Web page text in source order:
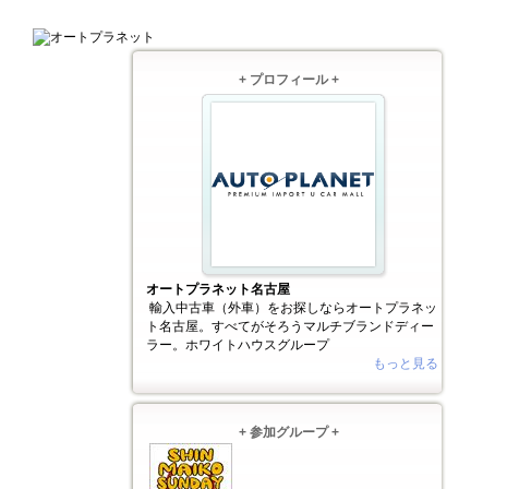
+ プロフィール +
オートプラネット名古屋
輸入中古車（外車）をお探しならオートプラネッ
ト名古屋。すべてがそろうマルチブランドディー
ラー。ホワイトハウスグループ
もっと見る
+ 参加グループ +